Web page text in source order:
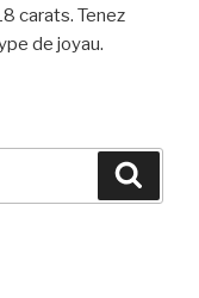
carats. Tenez
de joyau.